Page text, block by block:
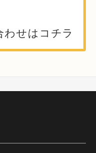
わせはコチラ